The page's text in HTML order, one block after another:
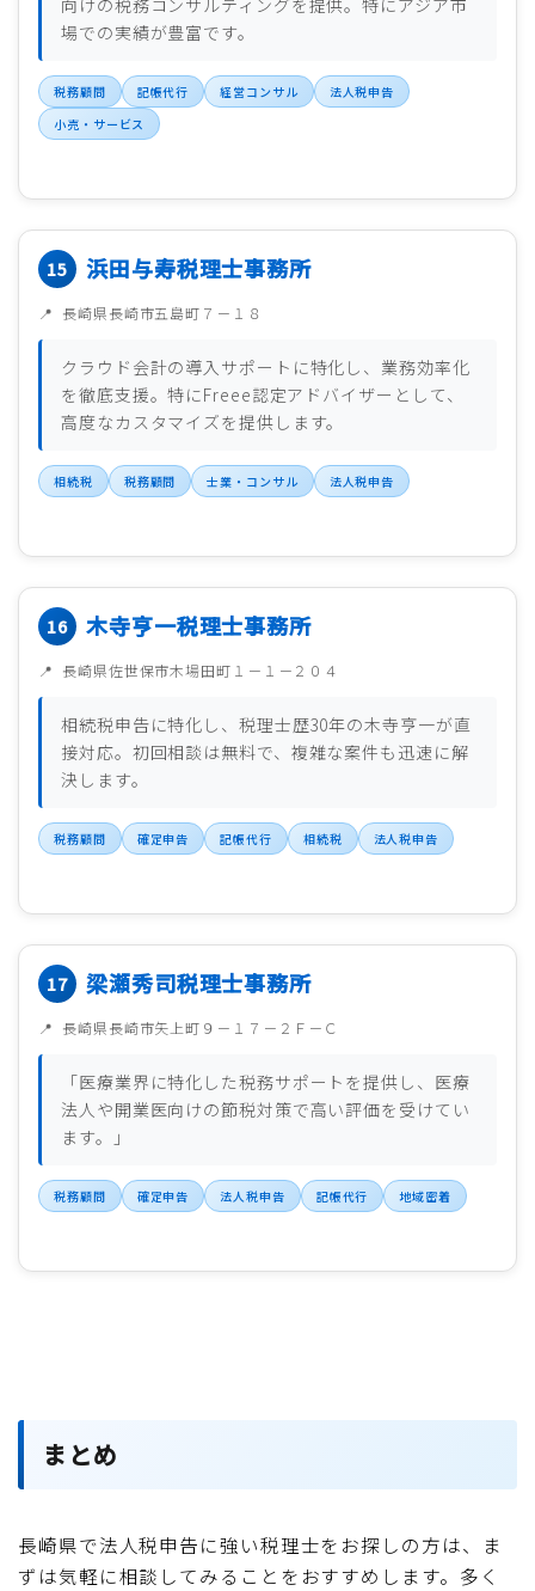
向けの税務コンサルティングを提供。特にアジア市
場での実績が豊富です。
税務顧問 記帳代行 経営コンサル
法人税申告
小売・サービス
浜田与寿税理士事務所
長崎県長崎市五島町７－１８
クラウド会計の導入サポートに特化し、業務効率化
を徹底支援。特にFreee認定アドバイザーとして、
高度なカスタマイズを提供します。
相続税 税務顧問 士業・コンサル 法人税申告
木寺亨一税理士事務所
長崎県佐世保市木場田町１－１－２０４
相続税申告に特化し、税理士歴30年の木寺亨一が直
接対応。初回相談は無料で、複雑な案件も迅速に解
決します。
税務顧問 確定申告 記帳代行 相続税 法人税申告
梁瀬秀司税理士事務所
長崎県長崎市矢上町９－１７－２Ｆ－Ｃ
「医療業界に特化した税務サポートを提供し、医療
法人や開業医向けの節税対策で高い評価を受けてい
ます。」
税務顧問 確定申告 法人税申告 記帳代行 地域密着
まとめ
長崎県で法人税申告に強い税理士をお探しの方は、ま
ずは気軽に相談してみることをおすすめします。多く